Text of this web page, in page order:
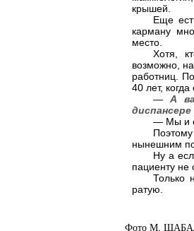
крышей.
Еще
карману
место.
Хотя,
возможно,
работниц.
40 лет,
— А
— Мы и
нынешним
Ну а
пациенту не
Только
ратую.
Фото М.